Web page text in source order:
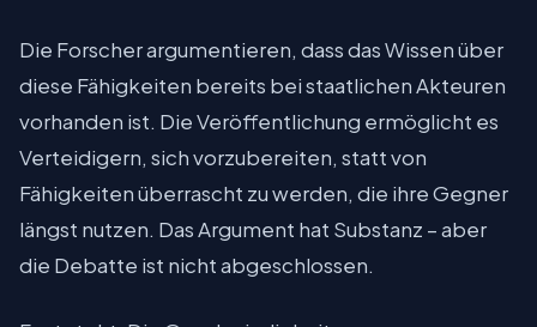
Die Forscher argumentieren, dass das Wissen über
diese Fähigkeiten bereits bei staatlichen Akteuren
vorhanden ist. Die Veröffentlichung ermöglicht es
Verteidigern, sich vorzubereiten, statt von
Fähigkeiten überrascht zu werden, die ihre Gegner
längst nutzen. Das Argument hat Substanz – aber
die Debatte ist nicht abgeschlossen.